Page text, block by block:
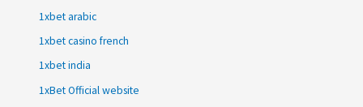
1xbet arabic
1xbet casino french
1xbet india
1xBet Official website